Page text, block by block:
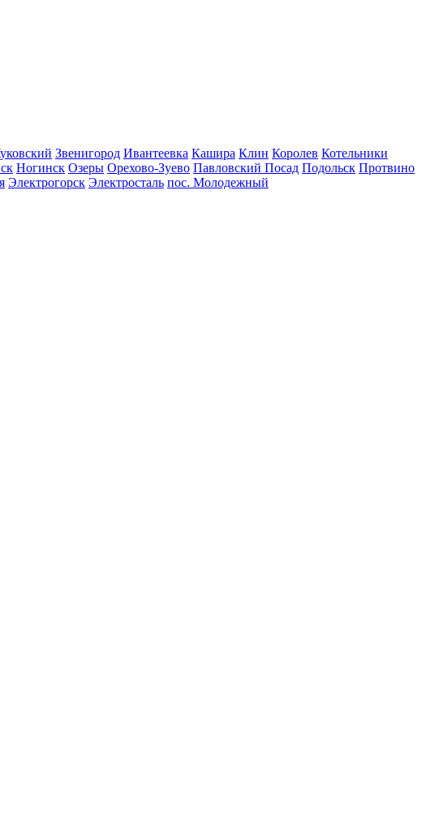
Звенигород Ивантеевка Кашира Клин Королев Котельники
Ногинск Озеры Орехово-Зуево Павловский Посад Подольск Протвино
Электрогорск Электросталь пос. Молодежный